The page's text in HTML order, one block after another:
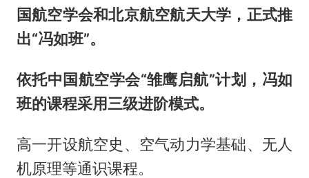
国航空学会和北京航空航天大学，正式推
出“冯如班”。
依托中国航空学会“雏鹰启航”计划，冯如
班的课程采用三级进阶模式。
高一开设航空史、空气动力学基础、无人
机原理等通识课程。